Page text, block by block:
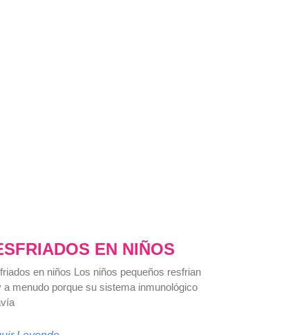
EN NIÑOS
en niños Los niños pequeños resfrian
a menudo porque su sistema inmunológico